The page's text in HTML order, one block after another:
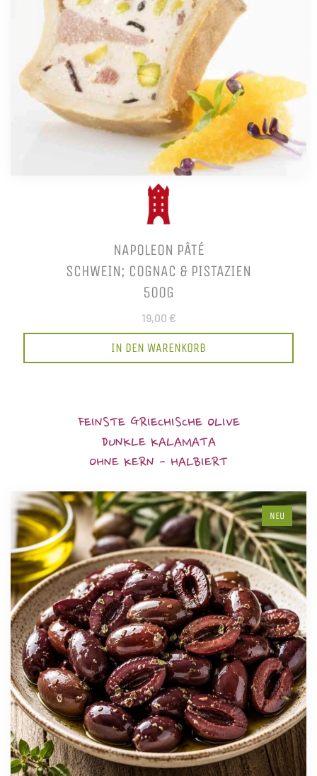
NAPOLEON PÂTÉ
SCHWEIN; COGNAC & PISTAZIEN
500G
19,00 €
IN DEN WARENKORB
FEINSTE GRIECHISCHE OLIVE
DUNKLE KALAMATA
OHNE KERN - HALBIERT
NEU